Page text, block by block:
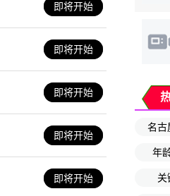
即将开始
即将开始
即将开始
即将开始
即将开始
名古
年
关